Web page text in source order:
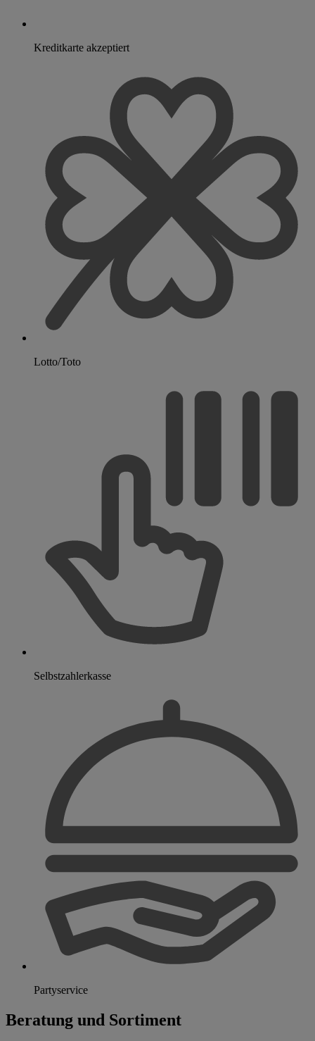
Kreditkarte akzeptiert
Lotto/Toto
Selbstzahlerkasse
Partyservice
Beratung und Sortiment